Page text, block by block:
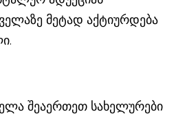
მეტად აქტიურდება
შეაერთეთ სახელურები